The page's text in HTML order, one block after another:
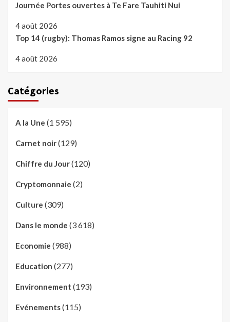
Journée Portes ouvertes à Te Fare Tauhiti Nui
4 août 2026
Top 14 (rugby): Thomas Ramos signe au Racing 92
4 août 2026
Catégories
A la Une (1 595)
Carnet noir(129)
Chiffre du Jour(120)
Cryptomonnaie (2)
Culture (309)
Dans le monde (3 618)
Economie (988)
Education (277)
Environnement (193)
Evénements(115)